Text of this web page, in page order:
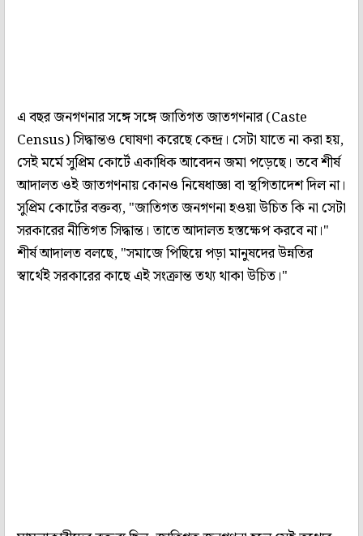
এ বছর জনগণনার সঙ্গে সঙ্গে জাতিগত জাতগণনার (Caste
Census) সিদ্ধান্তও ঘোষণা করেছে কেন্দ্র। সেটা যাতে না করা হয়,
সেই মর্মে সুপ্রিম কোর্টে একাধিক আবেদন জমা পড়েছে। তবে শীর্ষ
আদালত ওই জাতগণনায় কোনও নিষেধাজ্ঞা বা স্থগিতাদেশ দিল না।
সুপ্রিম কোর্টের বক্তব্য, "জাতিগত জনগণনা হওয়া উচিত কি না সেটা
সরকারের নীতিগত সিদ্ধান্ত। তাতে আদালত হস্তক্ষেপ করবে না।"
শীর্ষ আদালত বলছে, "সমাজে পিছিয়ে পড়া মানুষদের উন্নতির
স্বার্থেই সরকারের কাছে এই সংক্রান্ত তথ্য থাকা উচিত।"